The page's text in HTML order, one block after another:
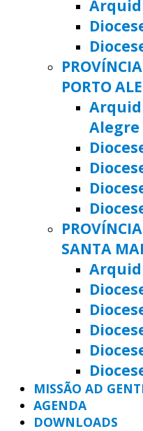
PORTO
Alegre
SANTA
MISSÃO AD
AGENDA
DOWNLOADS